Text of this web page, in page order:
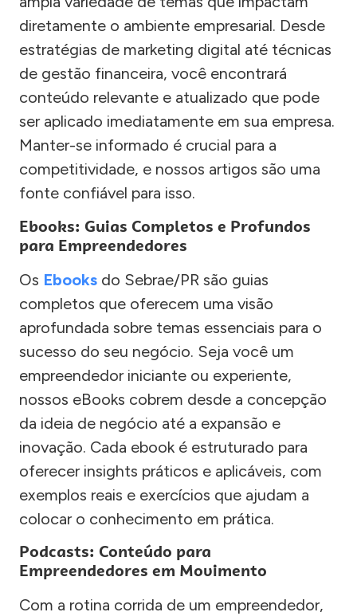
diretamente o ambiente empresarial. Desde
estratégias de marketing digital até técnicas
de gestão financeira, você encontrará
conteúdo relevante e atualizado que pode
ser aplicado imediatamente em sua empresa.
Manter-se informado é crucial para a
competitividade, e nossos artigos são uma
fonte confiável para isso.
Ebooks: Guias Completos e Profundos
para Empreendedores
Os Ebooks do Sebrae/PR são guias
completos que oferecem uma visão
aprofundada sobre temas essenciais para o
sucesso do seu negócio. Seja você um
empreendedor iniciante ou experiente,
nossos eBooks cobrem desde a concepção
da ideia de negócio até a expansão e
inovação. Cada ebook é estruturado para
oferecer insights práticos e aplicáveis, com
exemplos reais e exercícios que ajudam a
colocar o conhecimento em prática.
Podcasts: Conteúdo para
Empreendedores em Movimento
Com a rotina corrida de um empreendedor,